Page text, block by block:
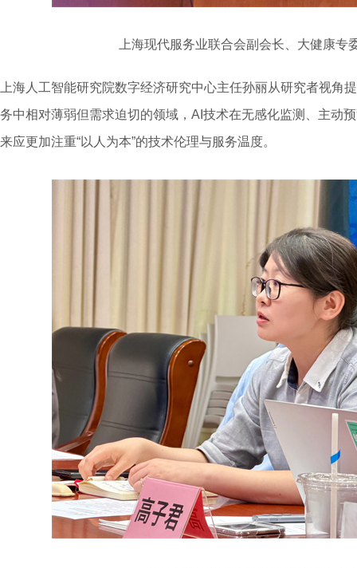
上海现代服务业联合会副会长、大健康专
上海人工智能研究院数字经济研究中心主任孙丽从研究者视角
务中相对薄弱但需求迫切的领域，AI技术在无感化监测、主动
来应更加注重“以人为本”的技术伦理与服务温度。